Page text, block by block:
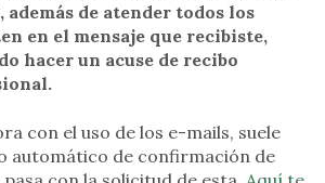
además de atender todos los
en el mensaje que recibiste,
hacer un acuse de recibo
con el uso de los e-mails, suele
automático de confirmación de